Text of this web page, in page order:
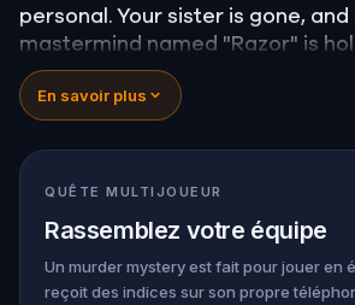
personal. Your sister is gone,
mastermind named "Razor" is
You’re not just taking a walk;
twisted scavenger hunt where
and death. To find her, you’ll
first—strangers trapped in
games. You’ll need to solve
The clock is ticking, and every
your sister one step closer to her
have the nerves to outsmart a
En savoir plus
QUÊTE MULTIJOUEUR
Rassemblez votre équipe
Un murder mystery est fait pour jouer en
reçoit des indices sur son propre